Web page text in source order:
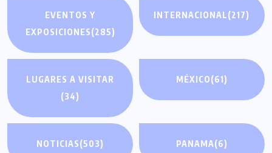
EVENTOS Y
EXPOSICIONES(285)
INTERNACIONAL(217)
LUGARES A VISITAR
(34)
MÉXICO(61)
NOTICIAS(503) PANAMA(6)